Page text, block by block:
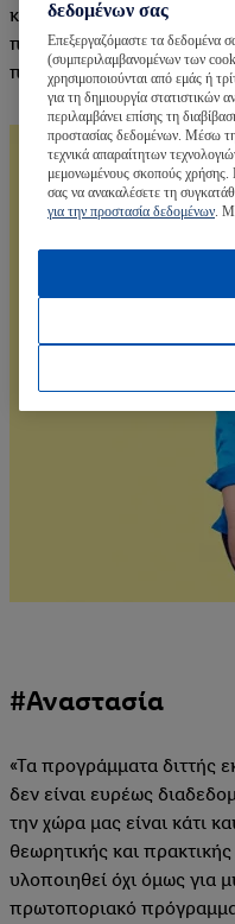
καλή προοπτική και είσαι
περίοδο εντατικής
πρόγραμμα.»
#Αναστασία
«Τα προγράμματα διττής
δεν είναι ευρέως
την χώρα μας είναι κάτι
θεωρητικής και
υλοποιηθεί όχι όμως για
πρωτοποριακό
δεδομένων σας
Επεξεργαζόμαστε τα δεδομένα
(συμπεριλαμβανομένων των
χρησιμοποιούνται από εμάς ή
για τη δημιουργία στατιστικών
περιλαμβάνει επίσης τη
προστασίας δεδομένων. Μέσω
τεχνικά απαραίτητων
μεμονωμένους σκοπούς χρήσης.
σας να ανακαλέσετε τη
για την προστασία δεδομένων .